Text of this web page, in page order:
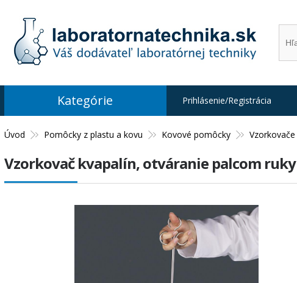
Úvod Pomôcky z plastu a kovu Kovové pomôcky Vzorkovače
Vzorkovač kvapalín, otváranie palcom
Kategórie Prihlásenie/Registrácia